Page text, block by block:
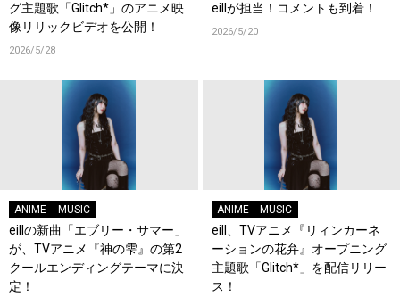
グ主題歌「Glitch*」のアニメ映
像リリックビデオを公開！
2026/5/28
eillが担当！コメントも到着！
2026/5/20
ANIME MUSIC
eillの新曲「エブリー・サマー」
が、TVアニメ『神の雫』の第2
クールエンディングテーマに決
定！
ANIME MUSIC
eill、TVアニメ『リィンカーネ
ーションの花弁』オープニング
主題歌「Glitch*」を配信リリー
ス！